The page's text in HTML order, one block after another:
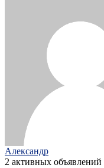
Александр
2 активных объявлений